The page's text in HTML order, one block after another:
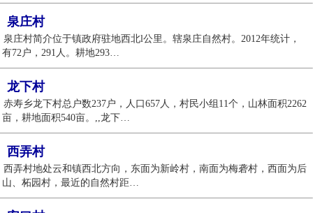
泉庄村
泉庄村简介位于镇政府驻地西北l公里。辖泉庄自然村。2012年统计，
有72户，291人。耕地293…
龙下村
赤寿乡龙下村总户数237户，人口657人，村民小组11个，山林面积2262
亩，耕地面积540亩。,,龙下…
西弄村
西弄村地处云和镇西北方向，东面为新岭村，南面为梅砻村，西面为后
山、柘园村，最近的自然村距…